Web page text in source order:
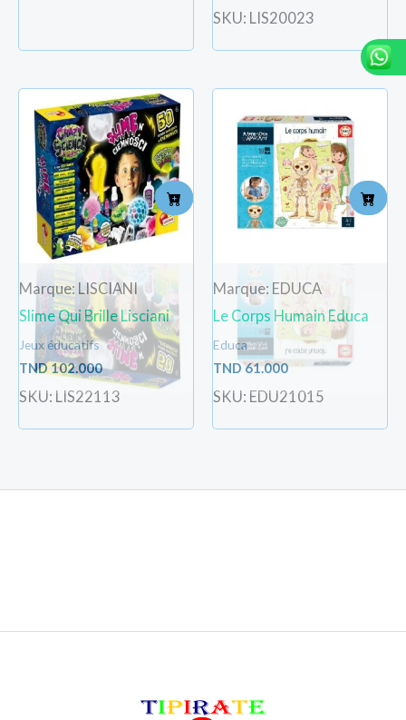
SKU: LIS20023
Marque: LISCIANI
Slime Qui Brille Lisciani
Jeux éducatifs
TND102.000
SKU: LIS22113
Marque: EDUCA
Le Corps Humain Educa
Educa
TND61.000
SKU: EDU21015